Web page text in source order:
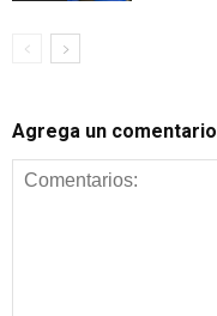
Agrega un comentario